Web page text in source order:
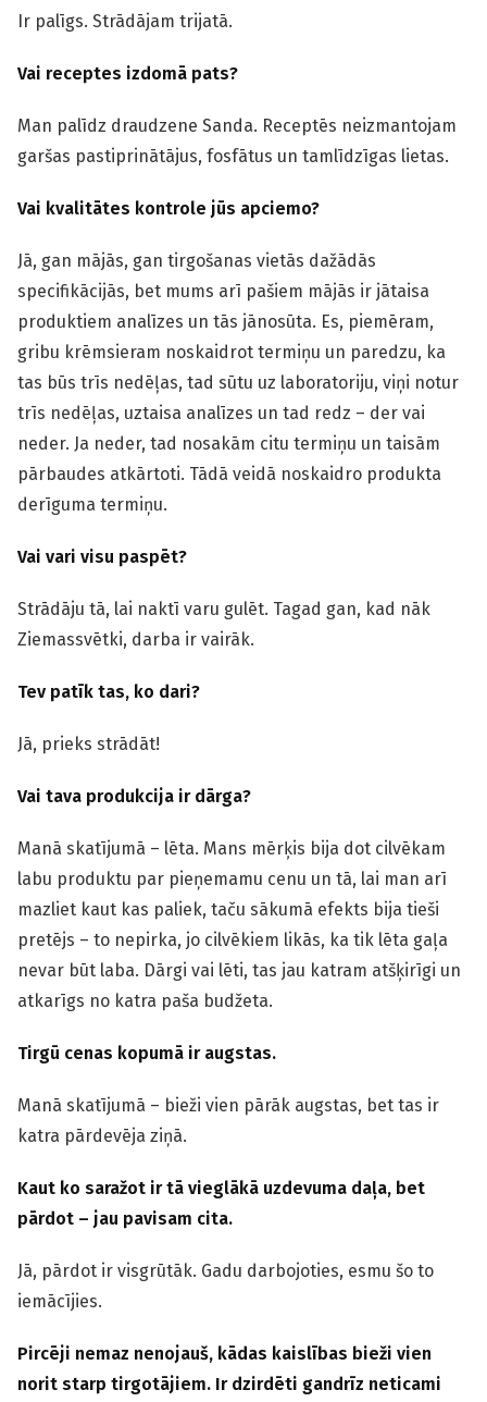
Ir palīgs. Strādājam trijatā.
Vai receptes izdomā pats?
Man palīdz draudzene Sanda. Receptēs neizmantojam
garšas pastiprinātājus, fosfātus un tamlīdzīgas lietas.
Vai kvalitātes kontrole jūs apciemo?
Jā, gan mājās, gan tirgošanas vietās dažādās
specifikācijās, bet mums arī pašiem mājās ir jātaisa
produktiem analīzes un tās jānosūta. Es, piemēram,
gribu krēmsieram noskaidrot termiņu un paredzu, ka
tas būs trīs nedēļas, tad sūtu uz laboratoriju, viņi notur
trīs nedēļas, uztaisa analīzes un tad redz – der vai
neder. Ja neder, tad nosakām citu termiņu un taisām
pārbaudes atkārtoti. Tādā veidā noskaidro produkta
derīguma termiņu.
Vai vari visu paspēt?
Strādāju tā, lai naktī varu gulēt. Tagad gan, kad nāk
Ziemassvētki, darba ir vairāk.
Tev patīk tas, ko dari?
Jā, prieks strādāt!
Vai tava produkcija ir dārga?
Manā skatījumā – lēta. Mans mērķis bija dot cilvēkam
labu produktu par pieņemamu cenu un tā, lai man arī
mazliet kaut kas paliek, taču sākumā efekts bija tieši
pretējs – to nepirka, jo cilvēkiem likās, ka tik lēta gaļa
nevar būt laba. Dārgi vai lēti, tas jau katram atšķirīgi un
atkarīgs no katra paša budžeta.
Tirgū cenas kopumā ir augstas.
Manā skatījumā – bieži vien pārāk augstas, bet tas ir
katra pārdevēja ziņā.
Kaut ko saražot ir tā vieglākā uzdevuma daļa, bet
pārdot – jau pavisam cita.
Jā, pārdot ir visgrūtāk. Gadu darbojoties, esmu šo to
iemācījies.
Pircēji nemaz nenojauš, kādas kaislības bieži vien
norit starp tirgotājiem. Ir dzirdēti gandrīz neticami